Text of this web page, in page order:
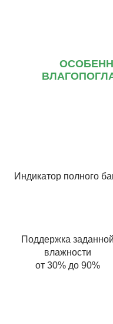
Индикатор полного
Поддержка заданной
влажности
от 30% до 90%